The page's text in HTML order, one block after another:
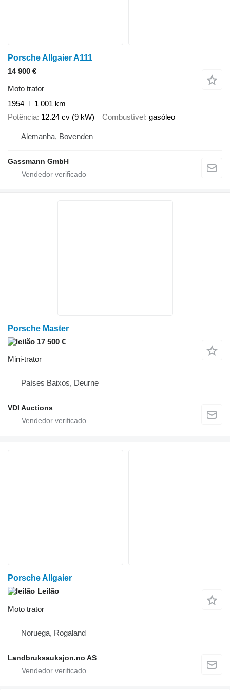
Porsche Allgaier A111
14 900 €
Moto trator
1954
1 001 km
Potência 12.24 cv (9 kW) Combustível gasóleo
Alemanha, Bovenden
Gassmann GmbH
Porsche Master
17 500 €
Mini-trator
Países Baixos, Deurne
VDI Auctions
Porsche Allgaier
Leilão
Moto trator
Noruega, Rogaland
Landbruksauksjon.no AS